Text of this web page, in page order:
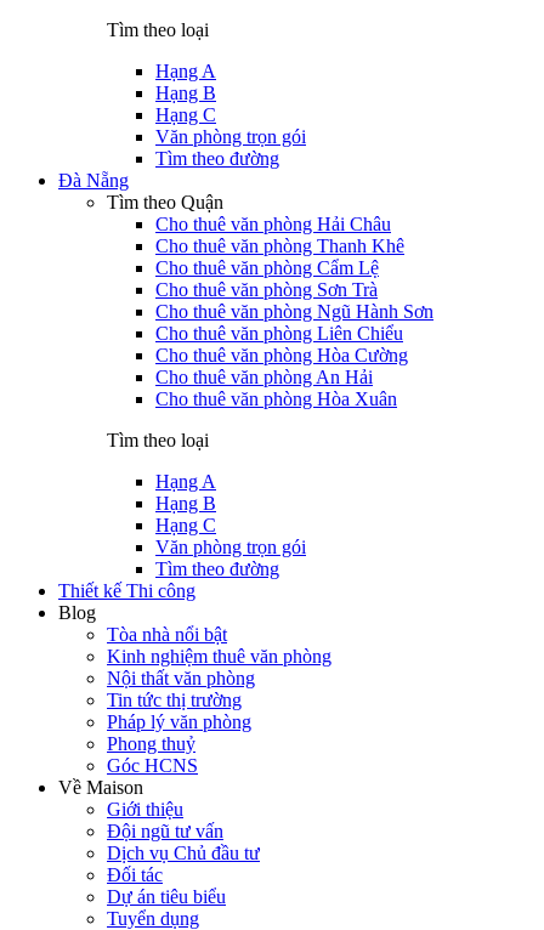
Tìm theo loại
Hạng A
Hạng B
Hạng C
Văn phòng trọn gói
Tìm theo đường
Đà Nẵng
Tìm theo Quận
Cho thuê văn phòng Hải Châu
Cho thuê văn phòng Thanh Khê
Cho thuê văn phòng Cẩm Lệ
Cho thuê văn phòng Sơn Trà
Cho thuê văn phòng Ngũ Hành Sơn
Cho thuê văn phòng Liên Chiểu
Cho thuê văn phòng Hòa Cường
Cho thuê văn phòng An Hải
Cho thuê văn phòng Hòa Xuân
Tìm theo loại
Hạng A
Hạng B
Hạng C
Văn phòng trọn gói
Tìm theo đường
Thiết kế Thi công
Blog
Tòa nhà nổi bật
Kinh nghiệm thuê văn phòng
Nội thất văn phòng
Tin tức thị trường
Pháp lý văn phòng
Phong thuỷ
Góc HCNS
Về Maison
Giới thiệu
Đội ngũ tư vấn
Dịch vụ Chủ đầu tư
Đối tác
Dự án tiêu biểu
Tuyển dụng